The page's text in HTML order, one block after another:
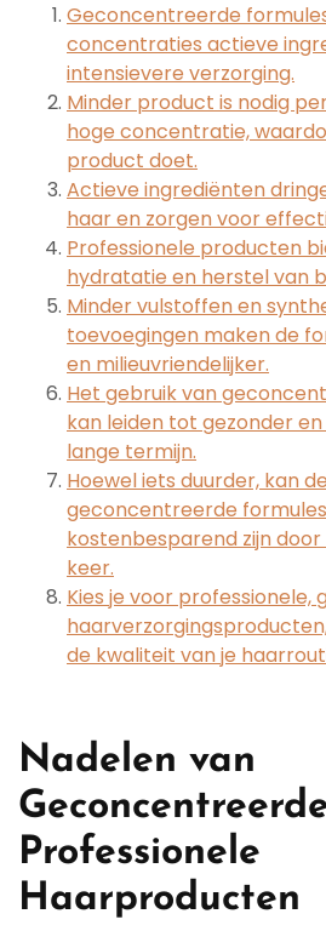
Geconcentreerde
concentraties actieve
intensievere verzorging.
Minder product is nodig
hoge concentratie,
product doet.
Actieve ingrediënten
haar en zorgen voor
Professionele producten
hydratatie en herstel van
Minder vulstoffen en
toevoegingen maken de
en milieuvriendelijker.
Het gebruik van
kan leiden tot gezonder
lange termijn.
Hoewel iets duurder, kan
geconcentreerde
kostenbesparend zijn
keer.
Kies je voor
de kwaliteit van je
Nadelen van
Professionele
Haarproducten